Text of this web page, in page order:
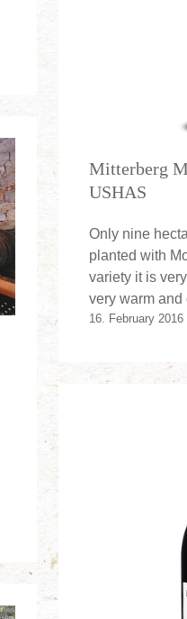
Mitterberg
USHAS
Only nine
planted with
variety it is
very warm and
16. February 2016